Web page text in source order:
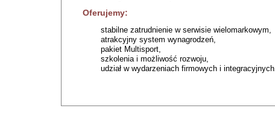
Oferujemy:
stabilne zatrudnienie w serwisie wielomarkowym,
atrakcyjny system wynagrodzeń,
pakiet Multisport,
szkolenia i możliwość rozwoju,
udział w wydarzeniach firmowych i